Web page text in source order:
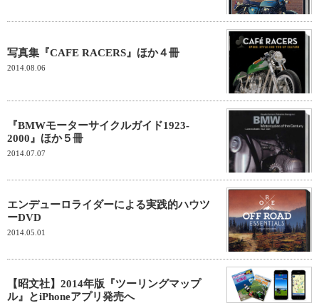
写真集『CAFE RACERS』ほか４冊
2014.08.06
『BMWモーターサイクルガイド1923-
2000』ほか５冊
2014.07.07
エンデューロライダーによる実践的ハウツ
ーDVD
2014.05.01
【昭文社】2014年版『ツーリングマップ
ル』とiPhoneアプリ発売へ